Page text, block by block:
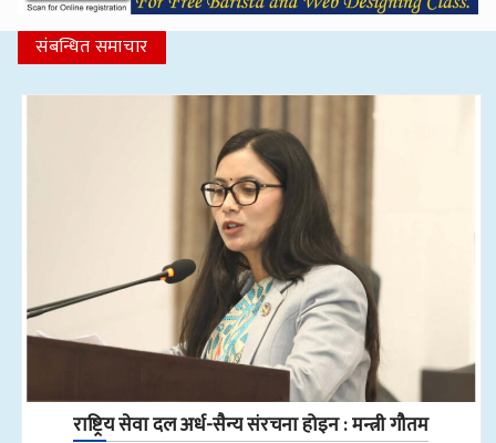
संबन्धित समाचार
राष्ट्रिय सेवा दल अर्ध-सैन्य संरचना होइन : मन्त्री गौतम